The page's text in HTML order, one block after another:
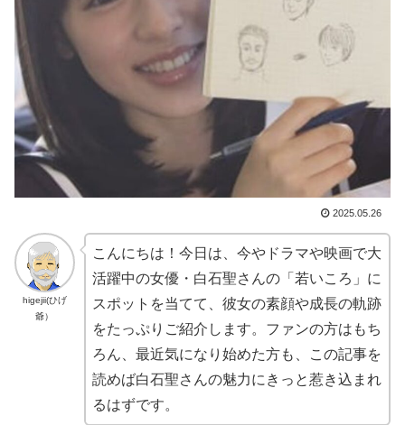
2025.05.26
higejii(ひげ
爺）
こんにちは！今日は、今やドラマや映画で大
活躍中の女優・白石聖さんの「若いころ」に
スポットを当てて、彼女の素顔や成長の軌跡
をたっぷりご紹介します。ファンの方はもち
ろん、最近気になり始めた方も、この記事を
読めば白石聖さんの魅力にきっと惹き込まれ
るはずです。